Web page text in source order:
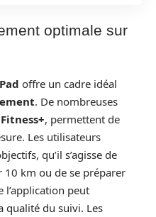
optimale sur
offre un cadre idéal
. De nombreuses
, permettent de
Les utilisateurs
qu’il s’agisse de
km ou de se préparer
l’application peut
qualité du suivi. Les